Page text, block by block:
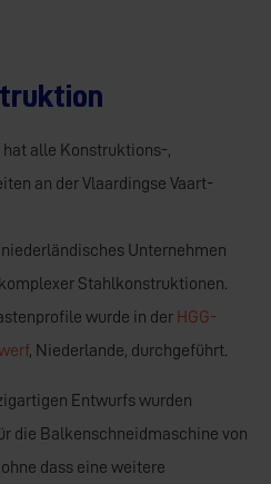
alle Konstruktions-,
an der Vlaardingse Vaart-
Unternehmen
Stahlkonstruktionen.
wurde in der HGG-
, Niederlande, durchgeführt.
Entwurfs wurden
die Balkenschneidmaschine von
dass eine weitere